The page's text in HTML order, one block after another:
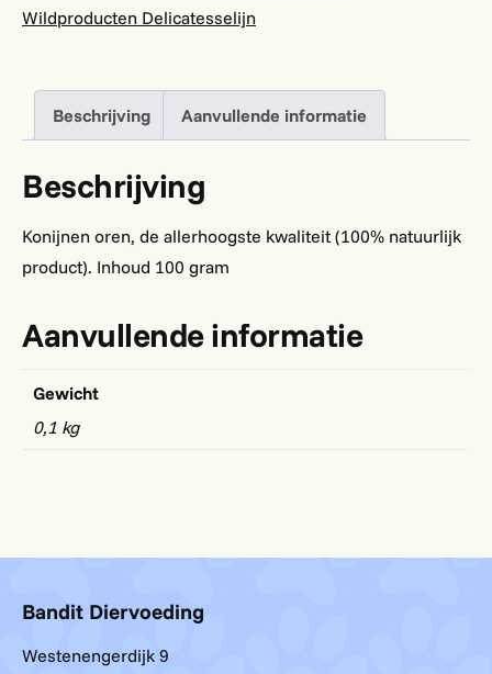
Wildproducten Delicatesselijn
Beschrijving Aanvullende informatie
Beschrijving
Konijnen oren, de allerhoogste kwaliteit (100% natuurlijk
product). Inhoud 100 gram
Aanvullende informatie
Gewicht
0,1 kg
Bandit Diervoeding
Westenengerdijk 9